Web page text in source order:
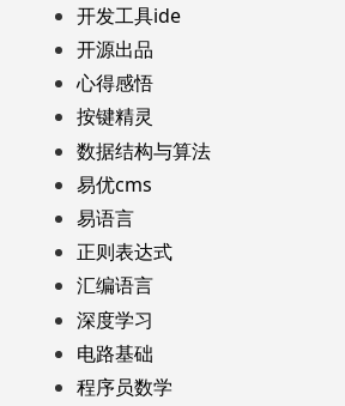
开发工具ide
开源出品
心得感悟
按键精灵
数据结构与算法
易优cms
易语言
正则表达式
汇编语言
深度学习
电路基础
程序员数学